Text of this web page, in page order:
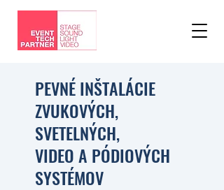
PEVNÉ INŠTALÁCIE
ZVUKOVÝCH,
SVETELNÝCH,
VIDEO A PÓDIOVÝCH
SYSTÉMOV